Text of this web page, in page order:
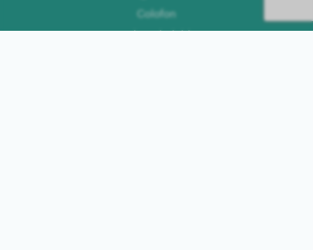
Colofon
Privacybeleid